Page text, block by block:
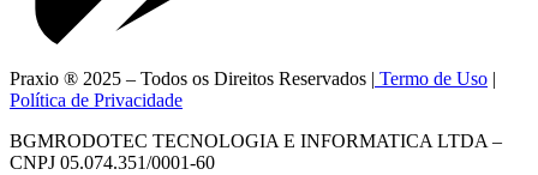
Praxio ® 2025 – Todos os Direitos Reservados | Termo de Uso |
Política de Privacidade
BGMRODOTEC TECNOLOGIA E INFORMATICA LTDA –
CNPJ 05.074.351/0001-60